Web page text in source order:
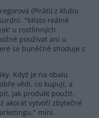
(Piráti) z klubu
"Místo reálné
u rostlinných
používat ani u
se buněčně shoduje s
Když je na obalu
vědí, co kupují, a
jak produkt použít.
akorát vytvoří zbytečné
míní.